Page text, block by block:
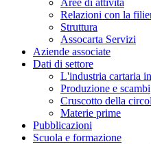
Aree di attività
Relazioni con la
Struttura
Assocarta Servizi
Aziende associate
Dati di settore
L'industria cartaria
Produzione e scambi
Cruscotto della
Materie prime
Pubblicazioni
Scuola e formazione